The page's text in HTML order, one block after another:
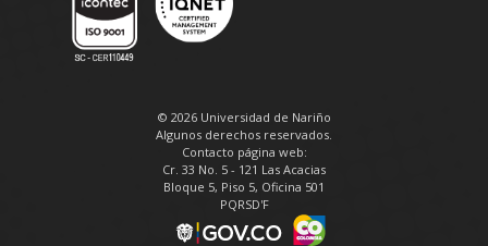
© 2026 Universidad de Nariño
Algunos derechos reservados.
Contacto página web:
Cr. 33 No. 5 - 121 Las Acacias
Bloque 5, Piso 5, Oficina 501
PQRSD'F